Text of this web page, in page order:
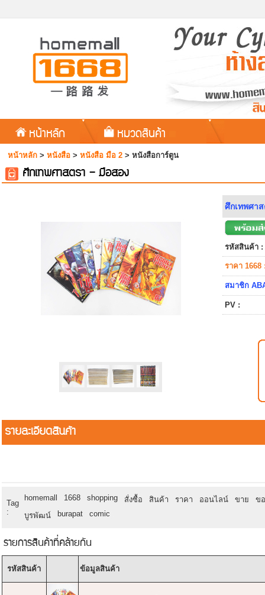
หน้าหลัก หมวดสินค้า
หน้าหลัก > หนังสือ > หนังสือ มือ 2 > หนังสือการ์ตูน
ศึกเทพศาสตรา - มือสอง
ศึกเทพศา
รหัสสินค้า :
ราคา 1668
สมาชิก
PV :
รายละเอียดสินค้า
Tag
:
homemall 1668 shopping สั่งซื้อ สินค้า ราคา ออนไลน์ ขาย
ข
บูรพัฒน์
burapat comic
รายการสินค้าที่คล้ายกัน
รหัสสินค้า ข้อมูลสินค้า